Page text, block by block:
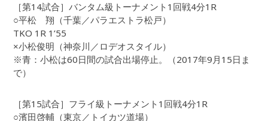
［第14試合］バンタム級トーナメント1回戦4分1R
○平松 翔（千葉／パラエストラ松戸）
TKO 1R 1’55
×小松俊明（神奈川／ロデオスタイル）
※青：小松は60日間の試合出場停止。（2017年9月15日ま
で）
［第15試合］フライ級トーナメント1回戦4分1R
○濱田啓輔（東京／トイカツ道場）